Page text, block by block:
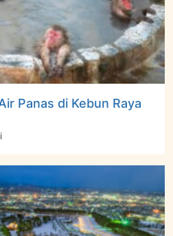
Panas di Kebun Raya